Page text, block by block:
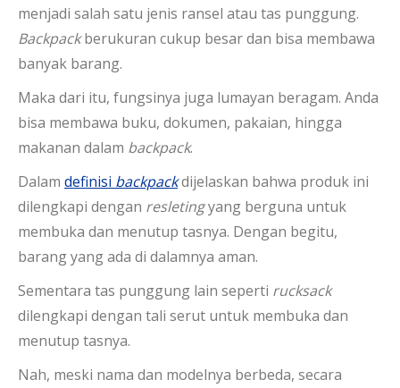
menjadi salah satu jenis ransel atau tas punggung.
Backpackberukuran cukup besar dan bisa membawa
banyak barang.
Maka dari itu, fungsinya juga lumayan beragam. Anda
bisa membawa buku, dokumen, pakaian, hingga
makanan dalam backpack.
Dalam definisi backpackdijelaskan bahwa produk ini
dilengkapi dengan resletingyang berguna untuk
membuka dan menutup tasnya. Dengan begitu,
barang yang ada di dalamnya aman.
Sementara tas punggung lain seperti rucksack
dilengkapi dengan tali serut untuk membuka dan
menutup tasnya.
Nah, meski nama dan modelnya berbeda, secara